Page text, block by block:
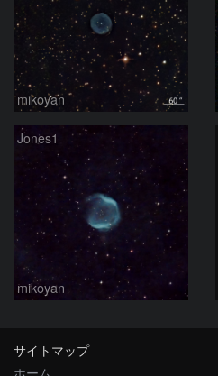
mikoyan
Jones1
mikoyan
サイトマップ